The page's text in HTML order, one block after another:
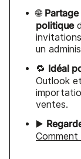
🌐
politique
un
🔁 Idéal
Outlook
ventes.
▶️